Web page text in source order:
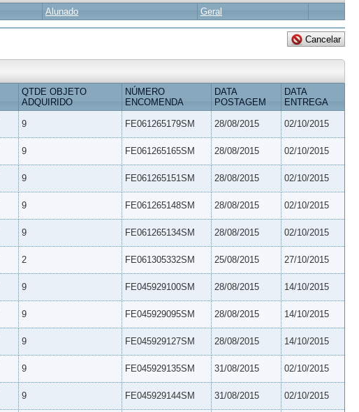
Alunado Geral
QTDE OBJETO
ADQUIRIDO
NÚMERO
ENCOMENDA
DATA
POSTAGEM
DATA
ENTREGA
9 FE061265179SM 28/08/2015 02/10/2015
9 FE061265165SM 28/08/2015 02/10/2015
9 FE061265151SM 28/08/2015 02/10/2015
9 FE061265148SM 28/08/2015 02/10/2015
9 FE061265134SM 28/08/2015 02/10/2015
2 FE061305332SM 25/08/2015 27/10/2015
9 FE045929100SM 28/08/2015 14/10/2015
9 FE045929095SM 28/08/2015 14/10/2015
9 FE045929127SM 28/08/2015 14/10/2015
9 FE045929135SM 31/08/2015 02/10/2015
9 FE045929144SM 31/08/2015 02/10/2015